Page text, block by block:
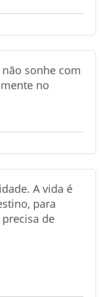
sonhe com
no
A vida é
para
de